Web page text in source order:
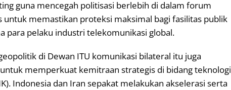
guna mencegah politisasi berlebih di dalam forum
untuk memastikan proteksi maksimal bagi fasilitas publik
para pelaku industri telekomunikasi global.
di Dewan ITU komunikasi bilateral itu juga
memperkuat kemitraan strategis di bidang teknologi
Indonesia dan Iran sepakat melakukan akselerasi serta